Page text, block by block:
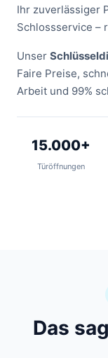
Ihr zuverlässiger
Schlossservice –
Unser
Faire Preise,
Arbeit und 99%
15.000+
Türöffnungen
Das